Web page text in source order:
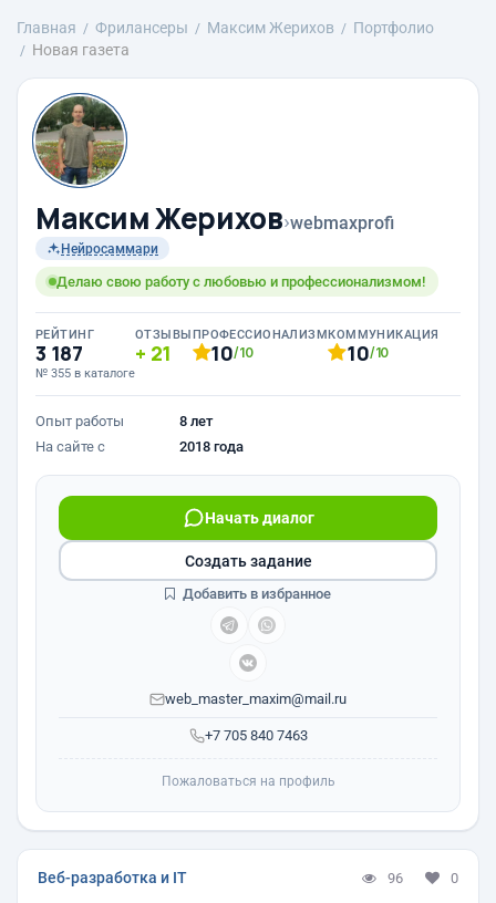
Главная Фрилансеры Максим Жерихов
Портфолио
Новая газета
Максим Жерихов›webmaxprofi
Нейросаммари
Делаю свою работу с любовью и профессионализмом!
РЕЙТИНГ
3 187
№ 355 в каталоге
ОТЗЫВЫ
21
ПРОФЕССИОНАЛИЗМ
10/10
КОММУНИКАЦИЯ
10/10
Опыт работы
8 лет
На сайте с
2018 года
+7 705 840 7463
Начать диалог
web_master_maxim@mail.ru
Создать задание
Добавить в избранное
Пожаловаться на профиль
Веб-разработка и IT 96 0